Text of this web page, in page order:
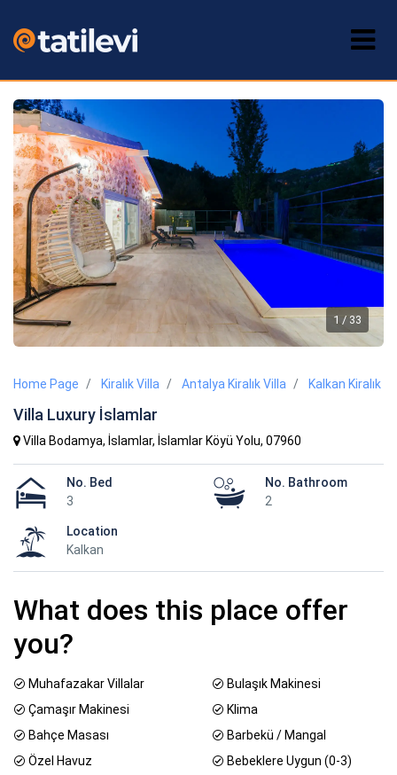
1 / 33
Home Page Kiralık Villa Antalya Kiralık Villa Kalkan Kiralık
Villa Luxury İslamlar
Villa Bodamya, İslamlar, İslamlar Köyü Yolu, 07960
No. Bed
3
No. Bathroom
2
Location
Kalkan
What does this place offer
you?
Muhafazakar Villalar
Bulaşık Makinesi
Çamaşır Makinesi
Klima
Bahçe Masası
Barbekü / Mangal
Özel Havuz
Bebeklere Uygun (0-3)